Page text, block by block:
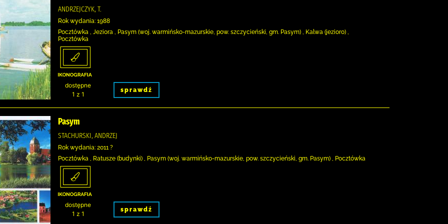
ANDRZEJCZYK, T.
Rok wydania: 1988
Pocztówka , Jeziora , Pasym (woj. warmińsko-mazurskie, pow. szczycieński, gm. Pasym) , Kalwa (jezioro) ,
Pocztówka
dostępne
1 z 1
sprawdź
Pasym
STACHURSKI, ANDRZEJ
Rok wydania: 2011 ?
Pocztówka , Ratusze (budynki) , Pasym (woj. warmińsko-mazurskie, pow. szczycieński, gm. Pasym) , Pocztówka
dostępne
1 z 1
sprawdź